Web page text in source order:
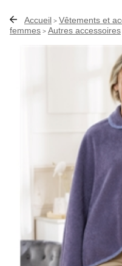
Accueil > Vêtements et
femmes > Autres accessoires